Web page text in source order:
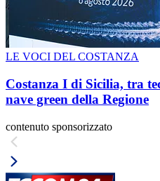
LE VOCI DEL COSTANZA
Costanza I di Sicilia, tra
nave green della Regione
contenuto sponsorizzato